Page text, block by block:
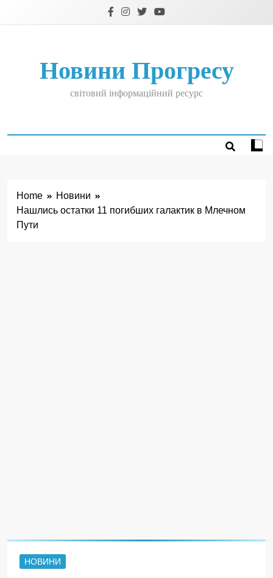
Новини Прогресу
світовий інформаційний ресурс
Home
Новини
Нашлись остатки 11 погибших галактик в Млечном
Пути
НОВИНИ